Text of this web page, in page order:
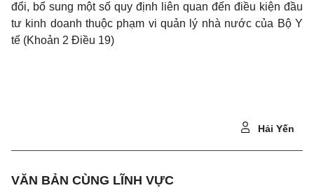
đổi, bổ sung một số quy định liên quan đến điều kiện đầu
tư kinh doanh thuộc phạm vi quản lý nhà nước của Bộ Y
tế (Khoản 2 Điều 19)
Hải Yến
VĂN BẢN CÙNG LĨNH VỰC